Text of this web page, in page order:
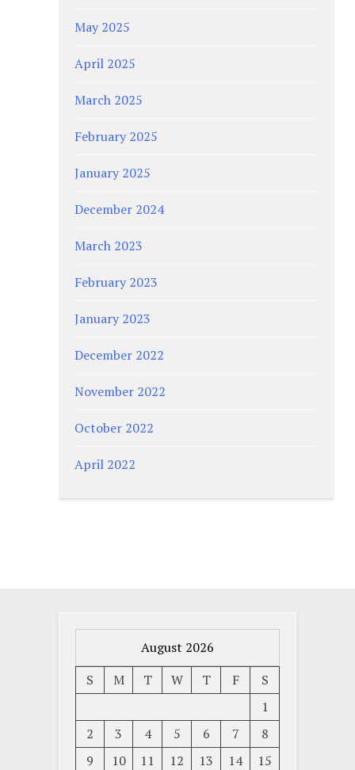
May 2025
April 2025
March 2025
February 2025
January 2025
December 2024
March 2023
February 2023
January 2023
December 2022
November 2022
October 2022
April 2022
August 2026
S
M T W T F
S
1
2
3 4 5 6 7
8
9
10 11 12 13 14 15